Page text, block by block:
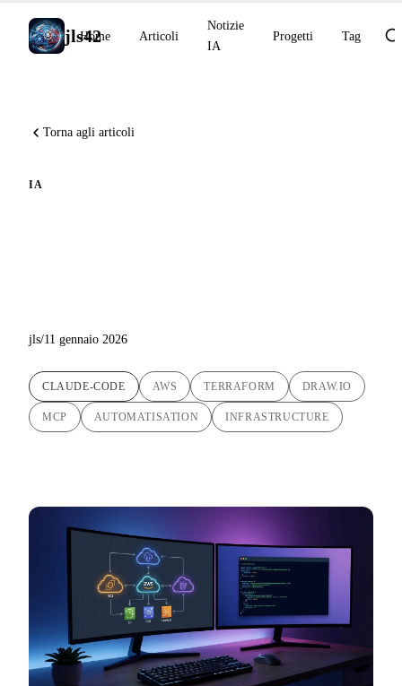
jls42
Home Articoli
Notizie
IA
Progetti Tag
Torna agli articoli
IA
jls/11 gennaio 2026
CLAUDE-CODE AWS TERRAFORM DRAW.IO
MCP AUTOMATISATION INFRASTRUCTURE